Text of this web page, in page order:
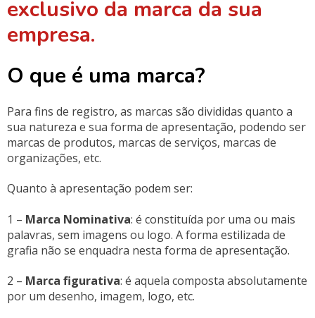
exclusivo da marca da sua
empresa.
O que é uma marca?
Para fins de registro, as marcas são divididas quanto a
sua natureza e sua forma de apresentação, podendo ser
marcas de produtos, marcas de serviços, marcas de
organizações, etc.
Quanto à apresentação podem ser:
1 – Marca Nominativa: é constituída por uma ou mais
palavras, sem imagens ou logo. A forma estilizada de
grafia não se enquadra nesta forma de apresentação.
2 – Marca figurativa: é aquela composta absolutamente
por um desenho, imagem, logo, etc.